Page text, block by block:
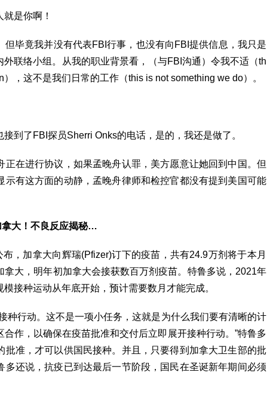
是你啊！
但毕竟我并没有代表FBI行事，也没有向FBI提供信息，我只是
联络小组。从我的职业背景看，（与FBI沟通）令我不适（th
，这不是我们日常的工作（this is not something we do）。
到了FBI探员Sherri Onks的电话，是的，我还是做了。
正在进行协议，如果孟晚舟认罪，美方愿意让她回到中国。但
示有这方面的动静，孟晚舟律师和检控官都没有提到美国可能
大！不良反应揭秘…
，加拿大向辉瑞(Pfizer)订下的疫苗，共有24.9万剂将于本月
拿大，明年初加拿大会接获数百万剂疫苗。特鲁多说，2021年
接种运动从年底开始，预计需要数月才能完成。
种行动。这不是一项小任务，这就是为什么我们要有清晰的计
作，以确保在疫苗批准和交付后立即展开接种行动。”特鲁多
批准，才可以供国民接种。并且，只要得到加拿大卫生部的批
多还说，抗疫已到达最后一节阶段，国民在圣诞新年期间必须